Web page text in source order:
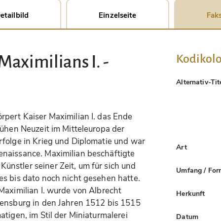
Einzelseite
I. -
Kaiser Maximilian I. das Ende
Neuzeit im Mitteleuropa der
in Krieg und Diplomatie und war
Maximilian beschäftigte
seiner Zeit, um für sich und
bis dato noch nicht gesehen hatte.
I. wurde von Albrecht
in den Jahren 1512 bis 1515
im Stil der Miniaturmalerei
Alternativ-
Art
Umfang /
Herkunft
Datum